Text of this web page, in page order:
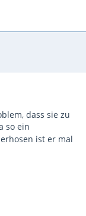
dass sie zu
so ein
ist er mal